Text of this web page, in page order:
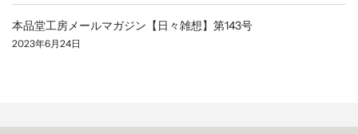
本品堂工房メールマガジン【日々雑想】第143号
2023年6月24日